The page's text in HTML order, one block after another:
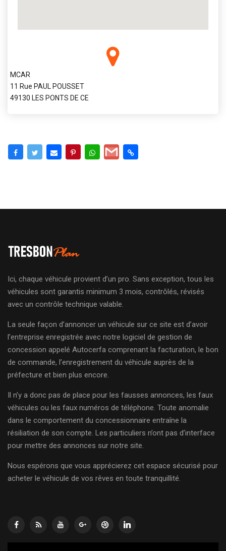
MCAR
11 Rue PAUL POUSSET
49130 LES PONTS DE CE
Ici, chaque véhicule provient d’un pro. Sans exception, tous les
véhicules sont garantis minimum 3 mois, contrôlés, révisés
avec un contrôle technique valable.
La seule façon d’annoncer un véhicule sur ce site est d’avoir
l’entreprise enregistrée avec notre logiciel de gestion de
concession appelé Autocerfa comprenant la facturation, le bon
de commande, l’enregistrement du véhicule auprès de la
préfecture et bien plus encore.
Il n’y a donc pas de place pour les fausses annonces, les faux
véhicules ou les faux numéros de téléphone. Toute anomalie
dans le comportement du concessionnaire entraîne la
résiliation de son compte. Les particuliers n’ont pas d’interface
pour mettre des annonces sur notre site.
Nous espérons que vous apprécierez cet espace sécurisé pour
acheter le véhicule de vos rêves en toute tranquillité.